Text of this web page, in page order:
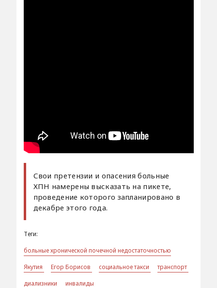
Свои претензии и опасения больные
ХПН намерены высказать на пикете,
проведение которого запланировано в
декабре этого года.
Теги:
больные хронической почечной недостаточностью
Якутия
Егор Борисов социальное такси
транспорт
диализники
инвалиды